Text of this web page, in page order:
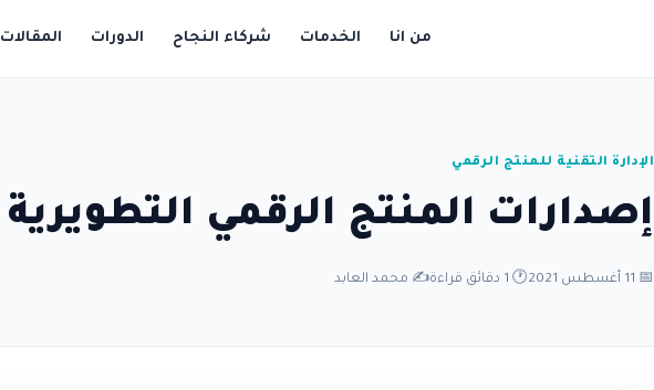
من انا الخدمات شركاء النجاح الدورات المقالات
الإدارة التقنية للمنتج الرقمي
إصدارات المنتج الرقمي التطويرية
📅 11 أغسطس 2021 🕐 1 دقائق قراءة ✍️ محمد العابد